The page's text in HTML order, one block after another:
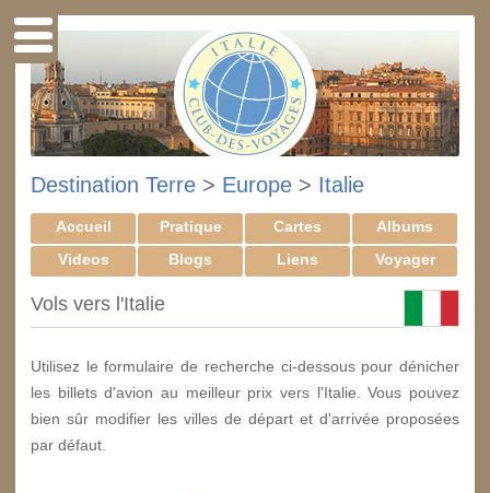
Destination Terre > Europe > Italie
Accueil Pratique Cartes
Albums
Videos
Blogs Liens Voyager
Vols vers l'Italie
Utilisez le formulaire de recherche ci-dessous pour dénicher
les billets d'avion au meilleur prix vers l'Italie. Vous pouvez
bien sûr modifier les villes de départ et d'arrivée proposées
par défaut.